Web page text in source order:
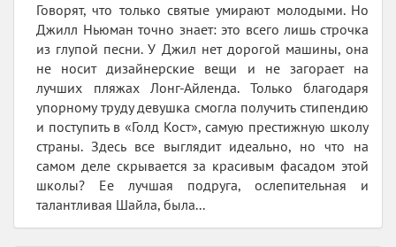
Говорят, что только святые умирают молодыми. Но
Джилл Ньюман точно знает: это всего лишь строчка
из глупой песни. У Джил нет дорогой машины, она
не носит дизайнерские вещи и не загорает на
лучших пляжах Лонг-Айленда. Только благодаря
упорному труду девушка смогла получить стипендию
и поступить в «Голд Кост», самую престижную школу
страны. Здесь все выглядит идеально, но что на
самом деле скрывается за красивым фасадом этой
школы? Ее лучшая подруга, ослепительная и
талантливая Шайла, была...